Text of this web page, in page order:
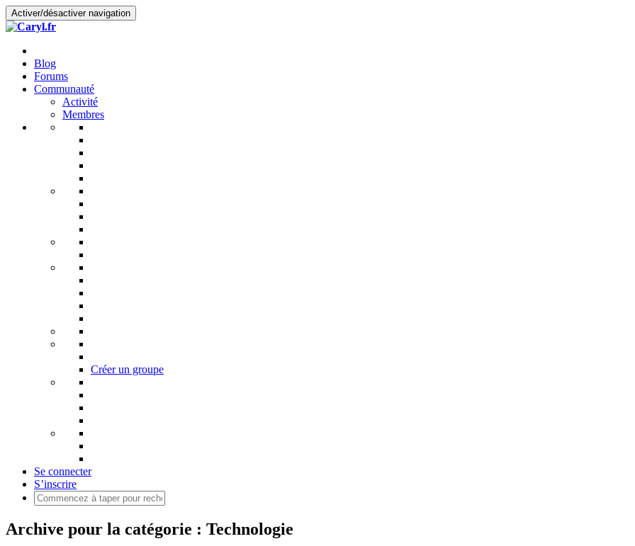
Activer/désactiver navigation
Blog
Forums
Communauté
Activité
Membres
Créer un groupe
Se connecter
S’inscrire
Archive pour la catégorie : Technologie